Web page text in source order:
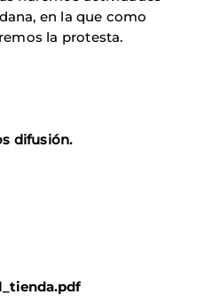
en la que como
la protesta.
difusión.